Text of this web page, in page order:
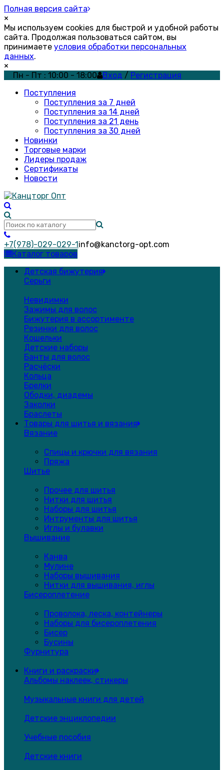
Полная версия сайта
×
Мы используем cookies для быстрой и удобной работы
сайта. Продолжая пользоваться сайтом, вы
принимаете условия обработки персональных
данных.
×
Пн - Пт : 10:00 - 18:00
Вход / Регистрация
Поступления
Поступления за 7 дней
Поступления за 14 дней
Поступления за 21 день
Поступления за 30 дней
Новинки
Торговые марки
Лидеры продаж
Сертификаты
Новости
+7(978)-029-029-1info@kanctorg-opt.com
Каталог товаров
Детская бижутерия
Серьги
Невидимки
Зажимы для волос
Бижутерия в ассортименте
Резинки для волос
Кошельки
Детские наборы
Банты для волос
Расчёски
Кольца
Брелки
Ободки, диадемы
Заколки
Браслеты
Товары для шитья и вязания
Вязание
Спицы и крючки для вязания
Пряжа
Шитье
Прочее для шитья
Нитки для шитья
Наборы для шитья
Интрументы для шитья
Иглы и булавки
Вышивание
Канва
Мулине
Наборы вышивания
Нитки для вышивания, иглы
Бисероплетение
Проволока, леска, контейнеры
Наборы для бисероплетения
Бисер
Бусины
Фурнитура
Книги и раскраски
Альбомы наклеек, стикеры
Музыкальные книги для детей
Детские энциклопедии
Учебные пособия
Детские книги